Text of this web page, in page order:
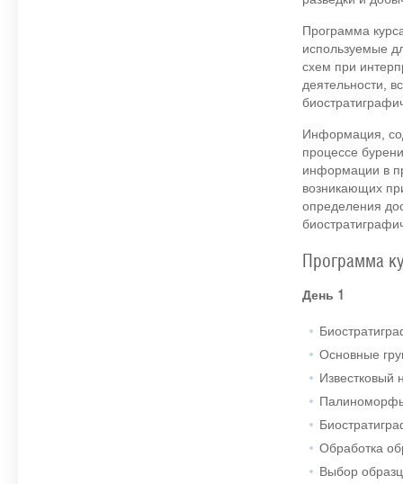
Программа
используемые
схем при
деятельности,
Информация,
процессе
информации в
возникающих
определения
Программа
День 1
Основные
Известковый
Обработка
Выбор